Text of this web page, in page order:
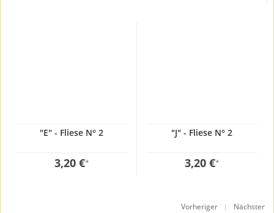
"E" - Fliese N° 2
3,20 €*
"J" - Fliese N° 2
3,20 €*
Vorheriger | Nächster